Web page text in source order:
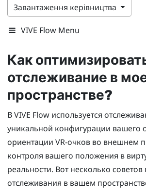
Завантаження керівництва
VIVE Flow Menu
Как
отслеживание в
пространстве?
ВVIVE Flow используется
уникальной конфигурации вашего
ориентации VR-очков во внешнем
контроля вашего положения в
реальности. Вот несколько
отслеживания в вашем